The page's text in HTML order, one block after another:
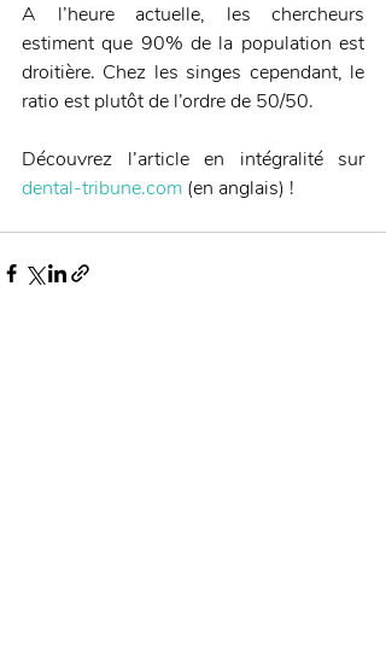
A l’heure actuelle, les chercheurs
estiment que 90% de la population est
droitière. Chez les singes cependant, le
ratio est plutôt de l’ordre de 50/50.
Découvrez l’article en intégralité sur
dental-tribune.com (en anglais) !